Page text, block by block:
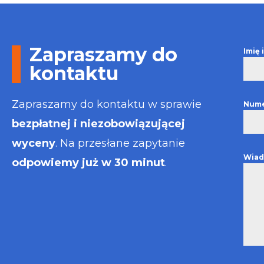
wystawiona
Zapraszamy do
kontaktu
Zapraszamy do kontaktu w sprawie
bezpłatnej i niezobowiązującej
wyceny. Na przesłane zapytanie
odpowiemy już w 30 minut.
Imię